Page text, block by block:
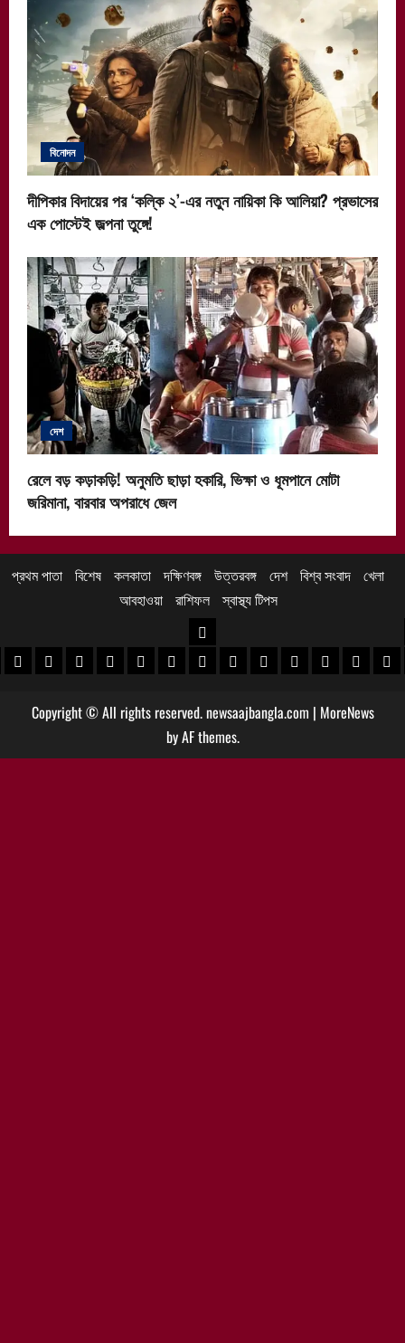
বিনোদন
দীপিকার বিদায়ের পর ‘কল্কি ২’-এর নতুন নায়িকা কি আলিয়া? প্রভাসের
এক পোস্টেই জল্পনা তুঙ্গে!
দেশ
রেলে বড় কড়াকড়ি! অনুমতি ছাড়া হকারি, ভিক্ষা ও ধূমপানে মোটা
জরিমানা, বারবার অপরাধে জেল
প্রথম পাতা বিশেষ কলকাতা দক্ষিণবঙ্গ উত্তরবঙ্গ দেশ বিশ্ব সংবাদ খেলা
আবহাওয়া
রাশিফল স্বাস্থ্য টিপস
খবর
খবর
পুরুলিয়া খবর
বাঁকুড়া খবরপশ্চিম বর্ধমান খবর
পূর্ব বর্ধমান খবর
বীরভূম খবরমুর্শিদাবাদ খবর
উত্তরবঙ্গ
কোচবিহার নিউজ
আলিপুরদুয়ার খবর
জলপাইগুড়ি খবর
শিলিগুড়ি খবর
উত্তরদক্ষিণ
Copyright © All rights reserved. newsaajbangla.com | MoreNews
by AF themes.